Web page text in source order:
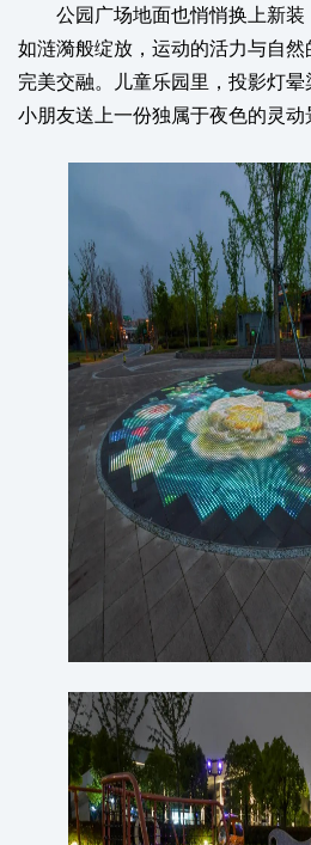
公园广场地面也悄悄换上新装
如涟漪般绽放，运动的活力与自
完美交融。儿童乐园里，投影灯
小朋友送上一份独属于夜色的灵动